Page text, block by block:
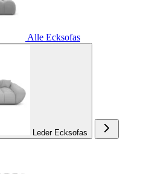
Alle Ecksofas
Leder Ecksofas